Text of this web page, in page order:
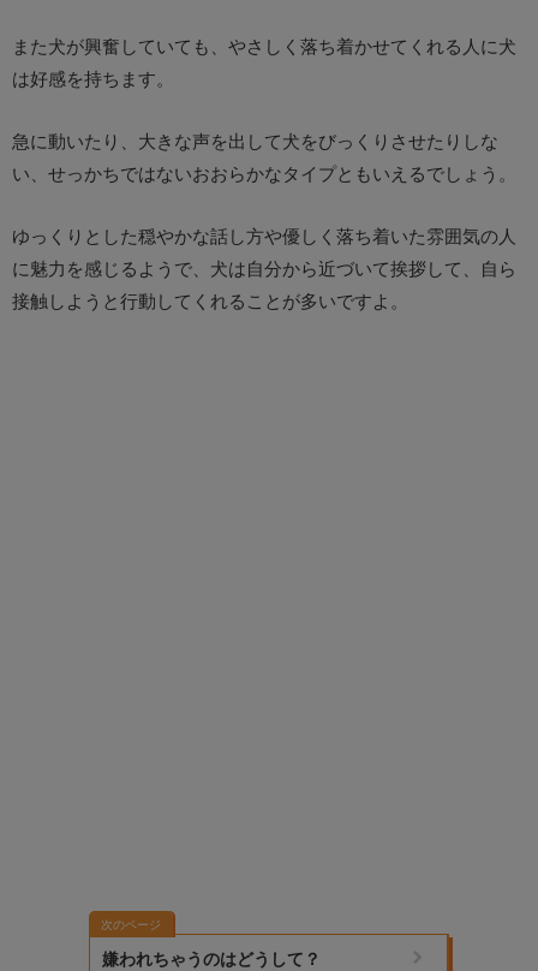
また犬が興奮していても、やさしく落ち着かせてくれる人に犬
は好感を持ちます。
急に動いたり、大きな声を出して犬をびっくりさせたりしな
い、せっかちではないおおらかなタイプともいえるでしょう。
ゆっくりとした穏やかな話し方や優しく落ち着いた雰囲気の人
に魅力を感じるようで、犬は自分から近づいて挨拶して、自ら
接触しようと行動してくれることが多いですよ。
次のページ
嫌われちゃうのはどうして？